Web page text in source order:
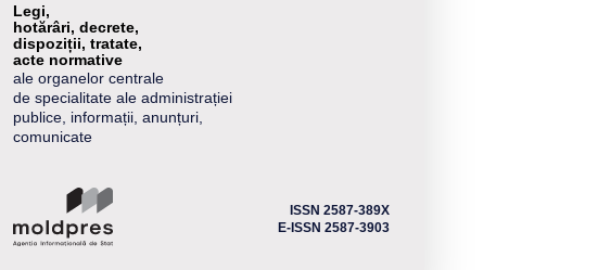
Legi,
hotărâri, decrete,
dispoziții, tratate,
acte normative
ale organelor centrale
de specialitate ale administrației
publice, informații, anunțuri,
comunicate
ISSN 2587-389X
E-ISSN 2587-3903